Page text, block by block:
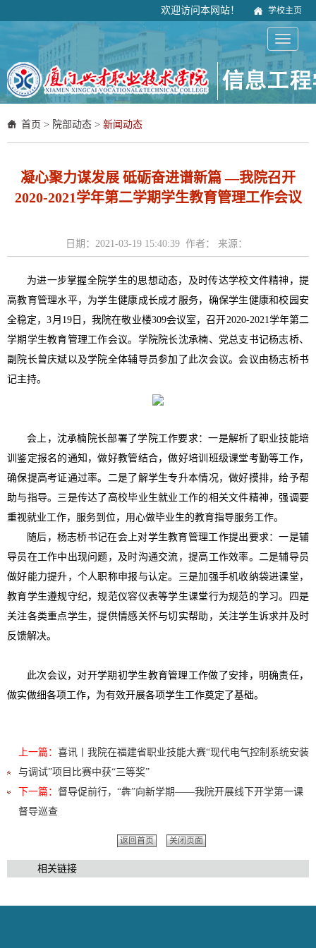
欢迎访问本网站！ 学校主页
首页 > 院部动态 > 新闻动态
凝心聚力谋发展 砥砺奋进谱新篇 —我院召开
2020-2021学年第二学期学生教育管理工作会议
日期：2021-03-19 15:40:39 作者： 来源：
为进一步掌握全院学生的思想动态，及时传达学校文件精神，提
高教育管理水平，为学生健康成长成才服务，确保学生健康和校园安
全稳定，3月19日，我院在敬业楼309会议室，召开2020-2021学年第二
学期学生教育管理工作会议。学院院长沈承楠、党总支书记杨志桥、
副院长曾庆斌以及学院全体辅导员参加了此次会议。会议由杨志桥书
记主持。
会上，沈承楠院长部署了学院工作要求：一是解析了职业技能培
训鉴定报名的通知，做好教管结合，做好培训班级课堂考勤等工作，
确保提高考证通过率。二是了解学生专升本情况，做好摸排，给予帮
助与指导。三是传达了高校毕业生就业工作的相关文件精神，强调要
重视就业工作，服务到位，用心做毕业生的教育指导服务工作。
随后，杨志桥书记在会上对学生教育管理工作提出要求：一是辅
导员在工作中出现问题，及时沟通交流，提高工作效率。二是辅导员
做好能力提升，个人职称申报与认定。三是加强手机收纳袋进课堂，
教育学生遵规守纪，规范仪容仪表等学生课堂行为规范的学习。四是
关注各类重点学生，提供情感关怀与切实帮助，关注学生诉求并及时
反馈解决。
此次会议，对开学期初学生教育管理工作做了安排，明确责任，
做实做细各项工作，为有效开展各项学生工作奠定了基础。
上一篇： 喜讯丨我院在福建省职业技能大赛“现代电气控制系统安装
与调试”项目比赛中获“三等奖”
下一篇： 督导促前行，“犇”向新学期——我院开展线下开学第一课
督导巡查
返回首页 关闭页面
相关链接